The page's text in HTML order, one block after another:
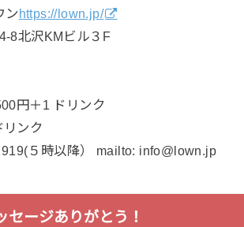
ン https://lown.jp/
8北沢KMビル３F
円＋1 ドリンク
リンク
５時以降） mailto: info@lown.jp
セージありがとう！